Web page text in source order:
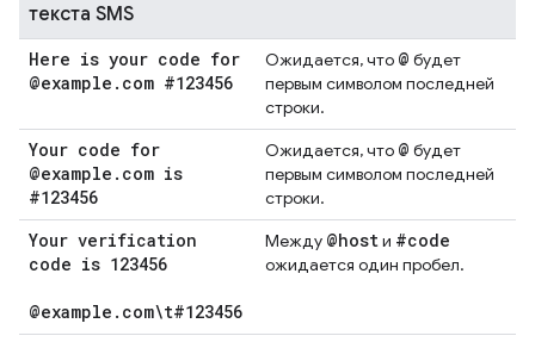
текста SMS
Here is your code for
@example . com #123456
Ожидается, что @ будет
первым символом последней
строки.
Your code for
@example . com is
#123456
Ожидается, что @ будет
первым символом последней
строки.
Your verification
code is 123456
@example . com\t#123456
Между @hostи #code
ожидается один пробел.